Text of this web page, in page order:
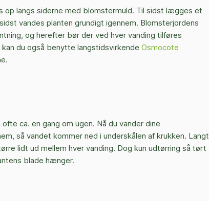
op langs siderne med blomstermuld. Til sidst lægges et
vandes planten grundigt igennem. Blomsterjordens
og herefter bør der ved hver vanding tilføres
du også benytte langstidsvirkende Osmocote
ca. en gang om ugen. Nå du vander dine
så vandet kommer ned i underskålen af krukken. Langt
lidt ud mellem hver vanding. Dog kun udtørring så tørt
blade hænger.